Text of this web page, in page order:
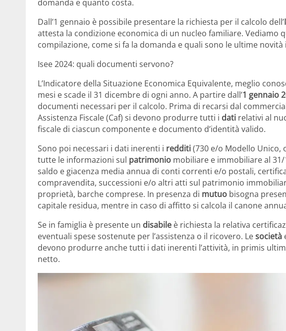
domanda e quanto costa.
Dall’1 gennaio è possibile presentare la richiesta per il calcolo dell’
attesta la condizione economica di un nucleo familiare. Vediamo
compilazione, come si fa la domanda e quali sono le ultime novità
Isee 2024: quali documenti servono?
L’Indicatore della Situazione Economica Equivalente, meglio
mesi e scade il 31 dicembre di ogni anno. A partire dall’1 gennaio
documenti necessari per il calcolo. Prima di recarsi dal
Assistenza Fiscale (Caf) si devono produrre tutti i dati relativi al
fiscale di ciascun componente e documento d’identità valido.
Sono poi necessari i dati inerenti i redditi(730 e/o Modello Unico,
tutte le informazioni sul patrimonio mobiliare e immobiliare al
saldo e giacenza media annua di conti correnti e/o postali,
compravendita, successioni e/o altri atti sul patrimonio
proprietà, barche comprese. In presenza di mutuo bisogna
capitale residua, mentre in caso di affitto si calcola il canone
Se in famiglia è presente un disabile è richiesta la relativa
eventuali spese sostenute per l’assistenza o il ricovero. Lesocietà
devono produrre anche tutti i dati inerenti l’attività, in primis
netto.